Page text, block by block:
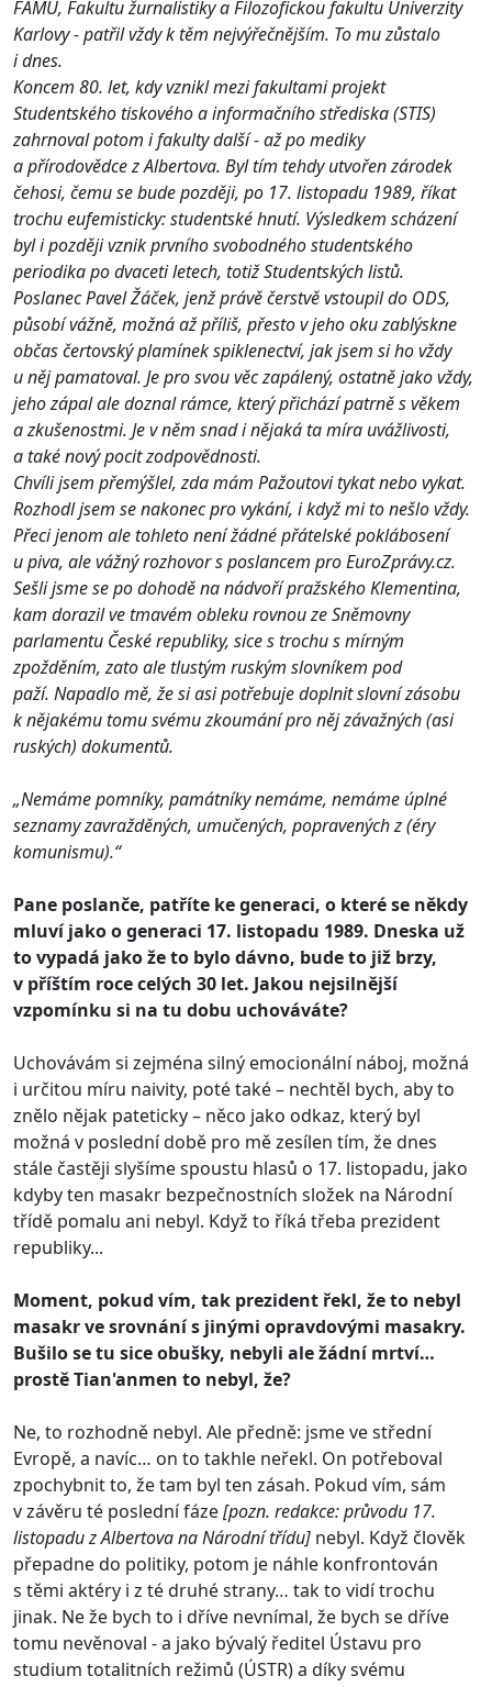
FAMU, Fakultu žurnalistiky a Filozofickou fakultu Univerzity
Karlovy - patřil vždy k těm nejvýřečnějším. To mu zůstalo
i dnes.
Koncem 80. let, kdy vznikl mezi fakultami projekt
Studentského tiskového a informačního střediska (STIS)
zahrnoval potom i fakulty další - až po mediky
a přírodovědce z Albertova. Byl tím tehdy utvořen zárodek
čehosi, čemu se bude později, po 17. listopadu 1989, říkat
trochu eufemisticky: studentské hnutí. Výsledkem scházení
byl i později vznik prvního svobodného studentského
periodika po dvaceti letech, totiž Studentských listů.
Poslanec Pavel Žáček, jenž právě čerstvě vstoupil do ODS,
působí vážně, možná až příliš, přesto v jeho oku zablýskne
občas čertovský plamínek spiklenectví, jak jsem si ho vždy
u něj pamatoval. Je pro svou věc zapálený, ostatně jako vždy,
jeho zápal ale doznal rámce, který přichází patrně s věkem
a zkušenostmi. Je v něm snad i nějaká ta míra uvážlivosti,
a také nový pocit zodpovědnosti.
Chvíli jsem přemýšlel, zda mám Pažoutovi tykat nebo vykat.
Rozhodl jsem se nakonec pro vykání, i když mi to nešlo vždy.
Přeci jenom ale tohleto není žádné přátelské poklábosení
u piva, ale vážný rozhovor s poslancem pro EuroZprávy.cz.
Sešli jsme se po dohodě na nádvoří pražského Klementina,
kam dorazil ve tmavém obleku rovnou ze Sněmovny
parlamentu České republiky, sice s trochu s mírným
zpožděním, zato ale tlustým ruským slovníkem pod
paží. Napadlo mě, že si asi potřebuje doplnit slovní zásobu
k nějakému tomu svému zkoumání pro něj závažných (asi
ruských) dokumentů.
„Nemáme pomníky, památníky nemáme, nemáme úplné
seznamy zavražděných, umučených, popravených z (éry
komunismu).“
Pane poslanče, patříte ke generaci, o které se někdy
mluví jako o generaci 17. listopadu 1989. Dneska už
to vypadá jako že to bylo dávno, bude to již brzy,
v příštím roce celých 30 let. Jakou nejsilnější
vzpomínku si na tu dobu uchováváte?
Uchovávám si zejména silný emocionální náboj, možná
i určitou míru naivity, poté také – nechtěl bych, aby to
znělo nějak pateticky – něco jako odkaz, který byl
možná v poslední době pro mě zesílen tím, že dnes
stále častěji slyšíme spoustu hlasů o 17. listopadu, jako
kdyby ten masakr bezpečnostních složek na Národní
třídě pomalu ani nebyl. Když to říká třeba prezident
republiky...
Moment, pokud vím, tak prezident řekl, že to nebyl
masakr ve srovnání s jinými opravdovými masakry.
Bušilo se tu sice obušky, nebyli ale žádní mrtví…
prostě Tian'anmen to nebyl, že?
Ne, to rozhodně nebyl. Ale předně: jsme ve střední
Evropě, a navíc… on to takhle neřekl. On potřeboval
zpochybnit to, že tam byl ten zásah. Pokud vím, sám
v závěru té poslední fáze[pozn. redakce: průvodu 17.
listopadu z Albertova na Národní třídu] nebyl. Když člověk
přepadne do politiky, potom je náhle konfrontován
s těmi aktéry i z té druhé strany… tak to vidí trochu
jinak. Ne že bych to i dříve nevnímal, že bych se dříve
tomu nevěnoval - a jako bývalý ředitel Ústavu pro
studium totalitních režimů (ÚSTR) a díky svému